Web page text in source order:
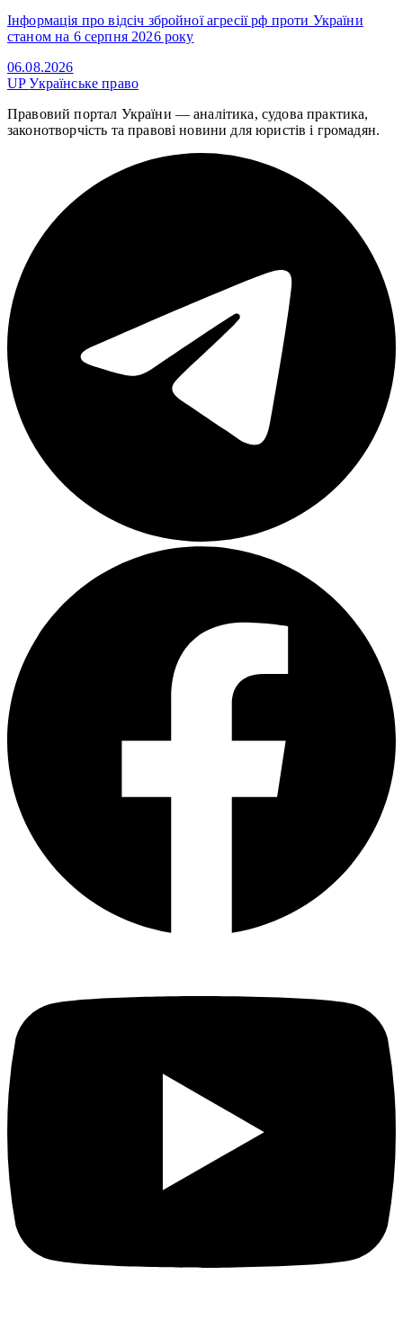
Інформація про відсіч збройної агресії рф проти України
станом на 6 серпня 2026 року
06.08.2026
UPУкраїнське право
Правовий портал України — аналітика, судова практика,
законотворчість та правові новини для юристів і громадян.